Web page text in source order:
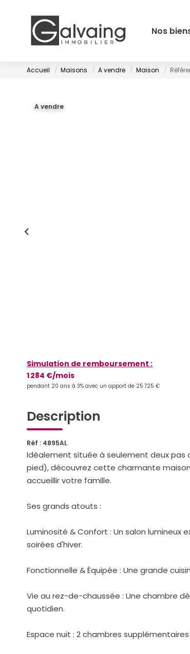
Nos
Accueil Maisons A vendre Maison
A vendre
Simulation de remboursement :
1 284 €/mois
pendant 20 ans à 3% avec un apport de 25 725 €
Description
Réf : 4895AL
Idéalement située à seulement deux
pied), découvrez cette charmante
accueillir votre famille.
Ses grands atouts :
Luminosité & Confort : Un salon lumineux
soirées d'hiver.
Fonctionnelle & Équipée : Une grande
Vie au rez-de-chaussée : Une chambre
quotidien.
Espace nuit : 2 chambres